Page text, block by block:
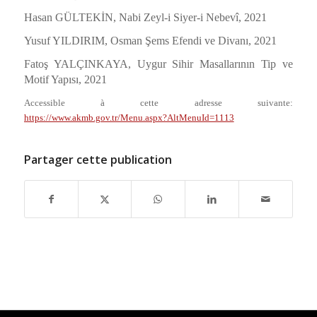
Hasan GÜLTEKİN, Nabi Zeyl-i Siyer-i Nebevî, 2021
Yusuf YILDIRIM, Osman Şems Efendi ve Divanı, 2021
Fatoş YALÇINKAYA, Uygur Sihir Masallarının Tip ve
Motif Yapısı, 2021
Accessible à cette adresse suivante:
https://www.akmb.gov.tr/Menu.aspx?AltMenuId=1113
Partager cette publication